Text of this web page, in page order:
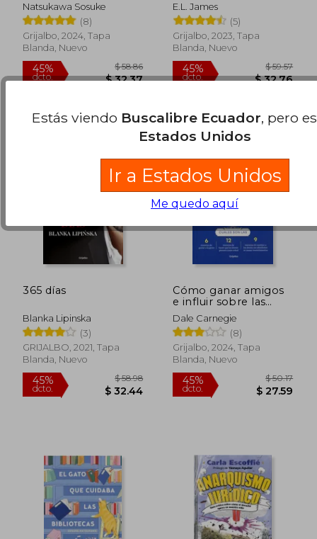
45%
dcto.
40%
dcto.
Natsukawa Sosuke
(8)
Grijalbo, 2024, Tapa
Blanda, Nuevo
E.L. James
(5)
Grijalbo, 2023, Tapa
Blanda, Nuevo
365 días
Blanka Lipinska
(3)
GRIJALBO, 2021, Tapa
Blanda, Nuevo
Cómo ganar amigos
e influir sobre las
personas
Dale Carnegie
(8)
Grijalbo, 2024, Tapa
Blanda, Nuevo
Estás viendo Buscalibre Ecuador, pero
Estados Unidos
Ir a Estados Unidos
Me quedo aquí